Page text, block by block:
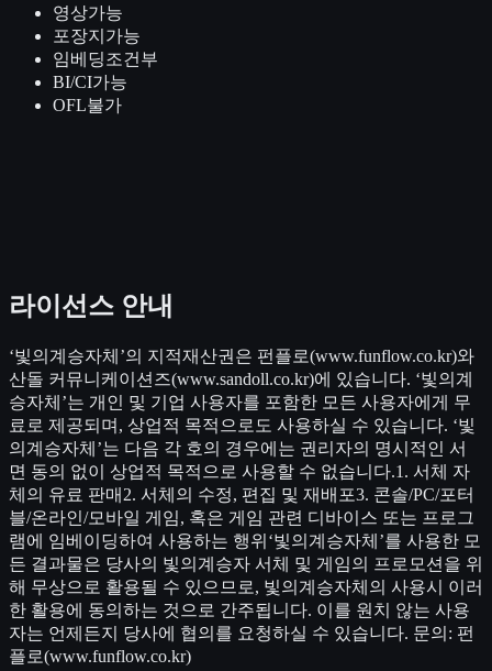
영상가능
포장지 가능
임베딩조건부
BI/CI가능
OFL불가
라이선스 안내
‘빛의계승자체’의 지적재산권은 펀플로(www.funflow.co.kr)와
산돌 커뮤니케이션즈(www.sandoll.co.kr)에 있습니다. ‘빛의계
승자체’는 개인 및 기업 사용자를 포함한 모든 사용자에게 무
료로 제공되며, 상업적 목적으로도 사용하실 수 있습니다. ‘빛
의계승자체’는 다음 각 호의 경우에는 권리자의 명시적인 서
면 동의 없이 상업적 목적으로 사용할 수 없습니다.1. 서체 자
체의 유료 판매2. 서체의 수정, 편집 및 재배포3. 콘솔/PC/포터
블/온라인/모바일 게임, 혹은 게임 관련 디바이스 또는 프로그
램에 임베이딩하여 사용하는 행위‘빛의계승자체’를 사용한 모
든 결과물은 당사의 빛의계승자 서체 및 게임의 프로모션을 위
해 무상으로 활용될 수 있으므로, 빛의계승자체의 사용시 이러
한 활용에 동의하는 것으로 간주됩니다. 이를 원치 않는 사용
자는 언제든지 당사에 협의를 요청하실 수 있습니다. 문의: 펀
플로(www.funflow.co.kr)